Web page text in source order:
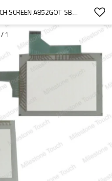
TOUCH SCREEN DES TOUCH SCREEN A852GOT-SBD/A852GOT-SBD
/ 1